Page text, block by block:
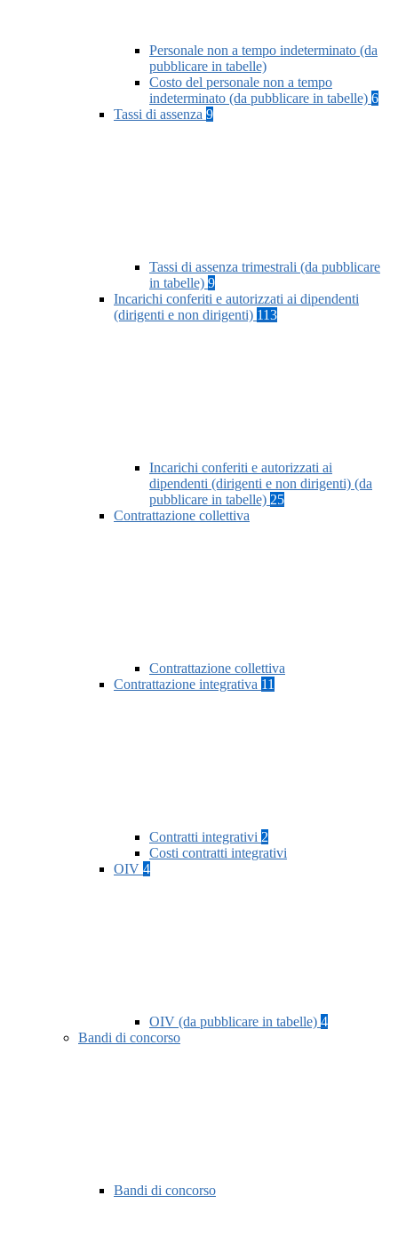
Personale non a tempo indeterminato (da
pubblicare in tabelle)
Costo del personale non a tempo
indeterminato (da pubblicare in tabelle) 6
Tassi di assenza 9
Tassi di assenza trimestrali (da pubblicare
in tabelle) 9
Incarichi conferiti e autorizzati ai dipendenti
(dirigenti e non dirigenti) 113
Incarichi conferiti e autorizzati ai
dipendenti (dirigenti e non dirigenti) (da
pubblicare in tabelle) 25
Contrattazione collettiva
Contrattazione collettiva
Contrattazione integrativa 11
Contratti integrativi 2
Costi contratti integrativi
OIV 4
OIV (da pubblicare in tabelle) 4
Bandi di concorso
Bandi di concorso